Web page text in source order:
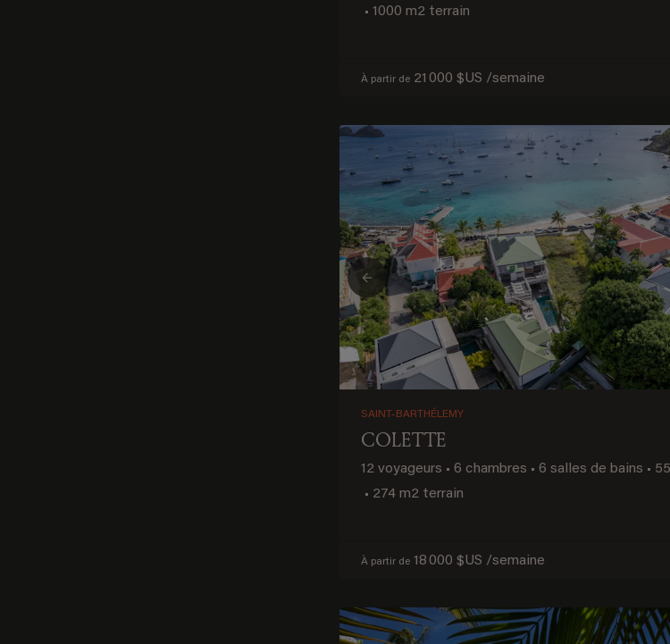
Previous
SAINT-BARTHÉLEMY
COLETTE
12 voyageurs • 6 chambres • 6 salles de bains •
• 274 m2 terrain
À partir de 18 000 $US /semaine
• 1000 m2 terrain
À partir de 21 000 $US /semaine
Bienvenue à Saint-
DÉCOUVREZ NOTRE NOUVELLE